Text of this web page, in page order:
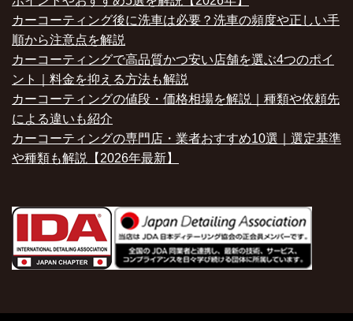
カーコーティング後に洗車は必要？洗車の頻度や正しい手
順から注意点を解説
カーコーティングで高品質かつ安い店舗を選ぶ4つのポイ
ント｜料金を抑える方法も解説
カーコーティングの値段・価格相場を解説｜種類や依頼先
による違いも紹介
カーコーティングの専門店・業者おすすめ10選｜選定基準
や種類も解説【2026年最新】